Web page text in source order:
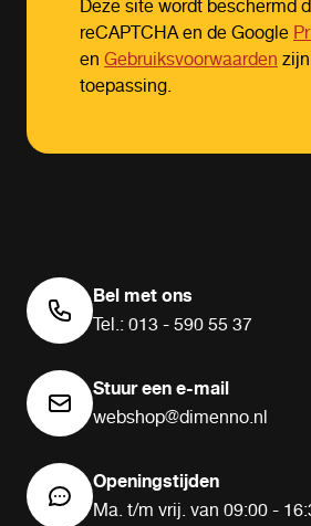
Deze site wordt beschermd
reCAPTCHA en de Google
en Gebruiksvoorwaarden
toepassing.
Bel met ons
Tel.: 013 - 590 55 37
Stuur een e-mail
webshop@dimenno.nl
Openingstijden
Ma. t/m vrij. van 09:00 -